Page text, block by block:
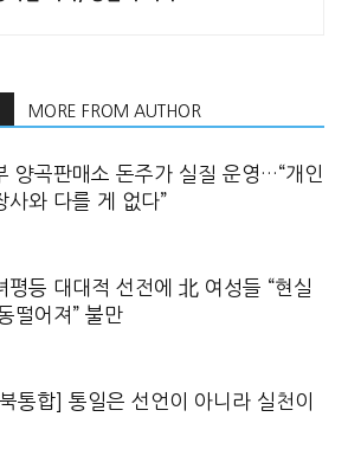
MORE FROM AUTHOR
양곡판매소 돈주가 실질 운영…“개인
사와 다를 게 없다”
평등 대대적 선전에 北 여성들 “현실
떨어져” 불만
통합] 통일은 선언이 아니라 실천이